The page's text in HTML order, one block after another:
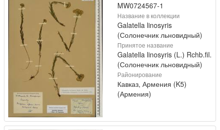
MW0724567-1
Название в коллекции
Galatella linosyris
(Солонечник льновидный)
Принятое название
Galatella linosyris (L.) Rchb.fil.
(Солонечник льновидный)
Районирование
Кавказ, Армения (K5)
(Армения)